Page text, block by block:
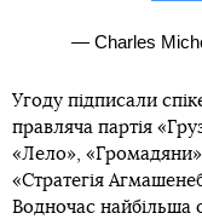
— Charles
Угоду підписали
правляча партія
«Лело»,
«Стратегія
Водночас найбільша